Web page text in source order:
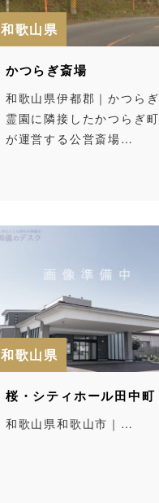
和歌山県
かつらぎ斎場
和歌山県伊都郡｜かつらぎ
霊園に隣接したかつらぎ町
が運営する公営斎場…
和歌山県
桜・シティホール田中町
和歌山県和歌山市｜…